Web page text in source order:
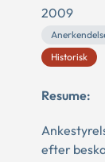
2009
Historisk
Resume:
efter